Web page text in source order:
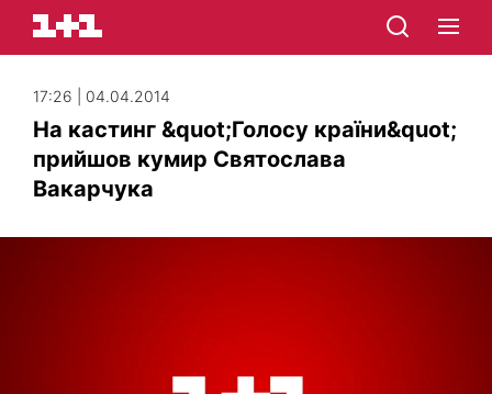
17:26 | 04.04.2014
На кастинг &quot;Голосу країни&quot;
прийшов кумир Святослава
Вакарчука